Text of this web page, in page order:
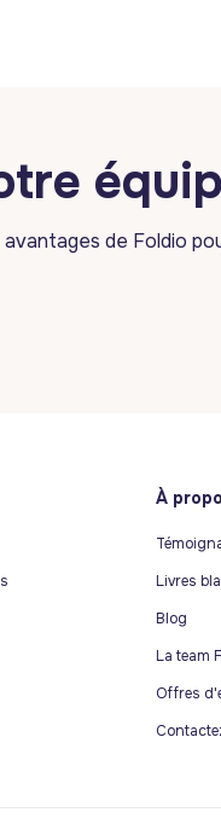
de Foldio
À
Livres
Blog
La team
Offres